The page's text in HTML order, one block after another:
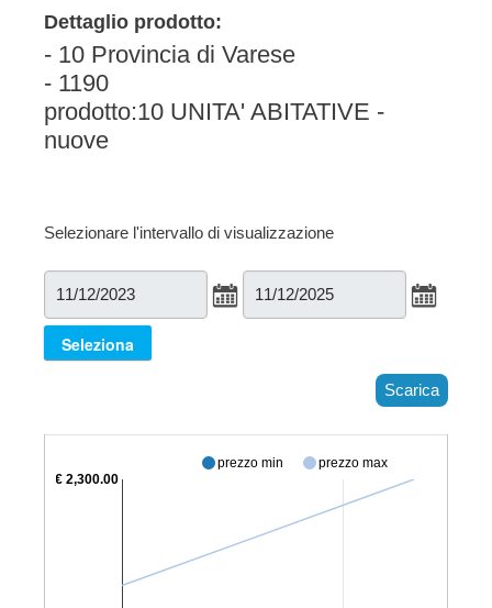
Dettaglio prodotto:
- 10 Provincia di Varese
- 1190
prodotto:10 UNITA' ABITATIVE -
nuove
Selezionare l'intervallo di visualizzazione
Scarica
prezzo min prezzo max
€ 2,300.00